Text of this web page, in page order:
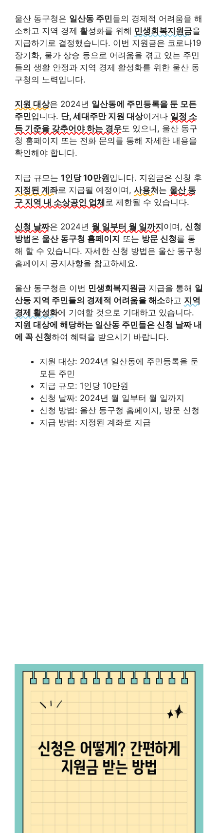
울산 동구청은 일산동 주민들의 경제적 어려움을 해
소하고 지역 경제 활성화를 위해 민생회복지원금을
지급하기로 결정했습니다. 이번 지원금은 코로나19
장기화, 물가 상승 등으로 어려움을 겪고 있는 주민
들의 생활 안정과 지역 경제 활성화를 위한 울산 동
구청의 노력입니다.
지원 대상은 2024년 일산동에 주민등록을 둔 모든
주민입니다. 단, 세대주만 지원 대상이거나 일정 소
득 기준을 갖추어야 하는 경우도 있으니, 울산 동구
청 홈페이지 또는 전화 문의를 통해 자세한 내용을
확인해야 합니다.
지급 규모는 1인당 10만원입니다. 지원금은 신청 후
지정된 계좌로 지급될 예정이며, 사용처는 울산 동
구 지역 내 소상공인 업체 로 제한될 수 있습니다.
신청 날짜은 2024년 월 일부터 월 일까지 이며, 신청
방법 은 울산 동구청 홈페이지 또는 방문 신청를 통
해 할 수 있습니다. 자세한 신청 방법은 울산 동구청
홈페이지 공지사항을 참고하세요.
울산 동구청은 이번 민생회복지원금 지급을 통해 일
산동 지역 주민들의 경제적 어려움을 해소하고 지역
경제 활성화에 기여할 것으로 기대하고 있습니다.
지원 대상에 해당하는 일산동 주민들은 신청 날짜 내
에 꼭 신청하여 혜택을 받으시기 바랍니다.
지원 대상: 2024년 일산동에 주민등록을 둔
모든 주민
지급 규모: 1인당 10만원
신청 날짜: 2024년 월 일부터 월 일까지
신청 방법: 울산 동구청 홈페이지, 방문 신청
지급 방법: 지정된 계좌로 지급